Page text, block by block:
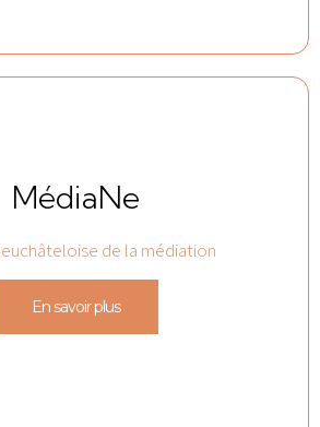
MédiaNe
de la médiation
En savoir plus